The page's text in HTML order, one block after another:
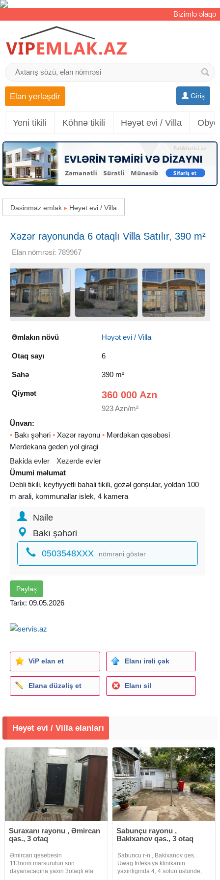
Bizimlə əlaqə
Giriş
Elan yerləşdir
Yeni tikili Köhnə tikili Həyət evi / Villa
Dasinmaz emlak ▸ Həyət evi / Villa
Xəzər rayonunda 6 otaqlı Villa Satılır, 390 m²
Elan nömrəsi: 789967
Əmlakın növü Həyət evi / Villa
Otaq sayı 6
Sahə 390 m²
Qiymət 360 000 Azn
923 Azn/m²
Ünvan:
• Bakı şəhəri • Xəzər rayonu • Mərdəkan qəsəbəsi
Merdekana geden yol giragi
Bakida evler
Xezerde evler
Ümumi məlumat
Debli tikili, keyfiyyetli bahali tikili, gozəl gonșular, yoldan 100
m arali, kommunallar islek, 4 kamera
Naile
Bakı şəhəri
0503548XXX nömrəni göstər
Paylaş
Tarix: 09.05.2026
ViP elan et Elanı irəli çək
Elana düzəliş et Elanı sil
Həyət evi / Villa elanları
Suraxanı rayonu , Əmircan
qəs., 3 otaq
Əmircan qesebesin
113nom.marsurutun son
dayanacaqına yaxın 3otaqli ela
Sabunçu rayonu ,
Bakixanov qəs., 3 otaq
Sabuncu r-n., Bakixanov qes.
Uwag Infeksiya klinikanin
yaxinliginda 4, 4 sotun ustunde,